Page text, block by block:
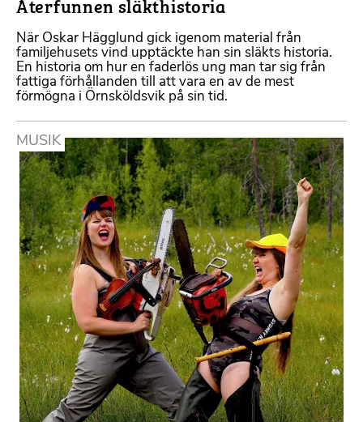
När Oskar Hägglund gick igenom material från
familjehusets vind upptäckte han sin släkts historia.
En historia om hur en faderlös ung man tar sig från
fattiga förhållanden till att vara en av de mest
förmögna i Örnsköldsvik på sin tid.
MUSIK